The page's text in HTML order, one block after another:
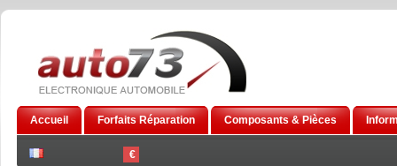
€
Accueil Forfaits Réparation Composants & Pièces